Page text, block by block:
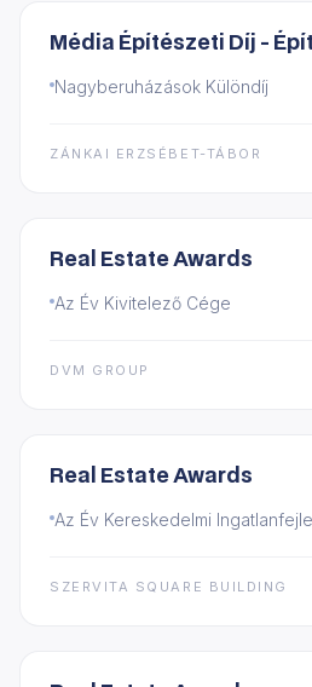
Média Építészeti Díj -
Nagyberuházások Különdíj
ZÁNKAI ERZSÉBET-TÁBOR
Real Estate Awards
Az Év Kivitelező Cége
DVM GROUP
Real Estate Awards
Az Év Kereskedelmi
SZERVITA SQUARE BUILDING